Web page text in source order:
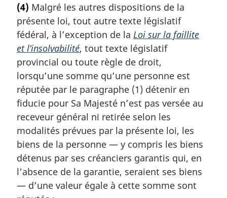
n
a
l
e
:
t
e
m
a
r
g
i
n
a
e
:
(4) Malgré les autres dispositions de la
présente loi, tout autre texte législatif
fédéral, à l’exception de la Loi sur la faillite
et l’insolvabilité, tout texte législatif
provincial ou toute règle de droit,
lorsqu’une somme qu’une personne est
réputée par le paragraphe (1) détenir en
fiducie pour Sa Majesté n’est pas versée au
receveur général ni retirée selon les
modalités prévues par la présente loi, les
biens de la personne — y compris les biens
détenus par ses créanciers garantis qui, en
l’absence de la garantie, seraient ses biens
— d’une valeur égale à cette somme sont